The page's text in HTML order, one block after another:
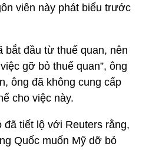
viên này phát biểu trước
bắt đầu từ thuế quan, nên
gỡ bỏ thuế quan”, ông
ông đã không cung cấp
cho việc này.
tiết lộ với Reuters rằng,
Quốc muốn Mỹ dỡ bỏ